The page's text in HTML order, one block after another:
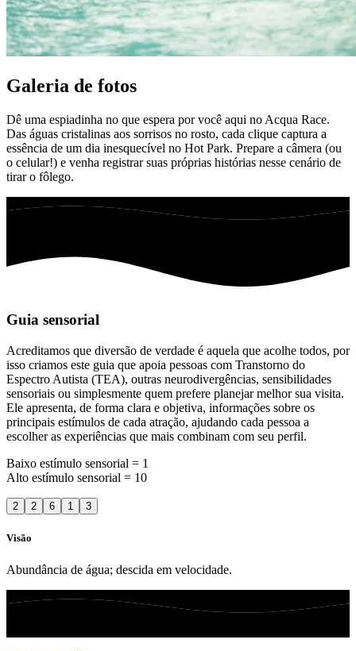
Galeria de fotos
Dê uma espiadinha no que espera por você aqui no Acqua Race.
Das águas cristalinas aos sorrisos no rosto, cada clique captura a
essência de um dia inesquecível no Hot Park. Prepare a câmera (ou
o celular!) e venha registrar suas próprias histórias nesse cenário de
tirar o fôlego.
Guia sensorial
Acreditamos que diversão de verdade é aquela que acolhe todos, por
isso criamos este guia que apoia pessoas com Transtorno do
Espectro Autista (TEA), outras neurodivergências, sensibilidades
sensoriais ou simplesmente quem prefere planejar melhor sua visita.
Ele apresenta, de forma clara e objetiva, informações sobre os
principais estímulos de cada atração, ajudando cada pessoa a
escolher as experiências que mais combinam com seu perfil.
Baixo estímulo sensorial = 1
Alto estímulo sensorial = 10
2 2 6 1 3
Visão
Abundância de água; descida em velocidade.